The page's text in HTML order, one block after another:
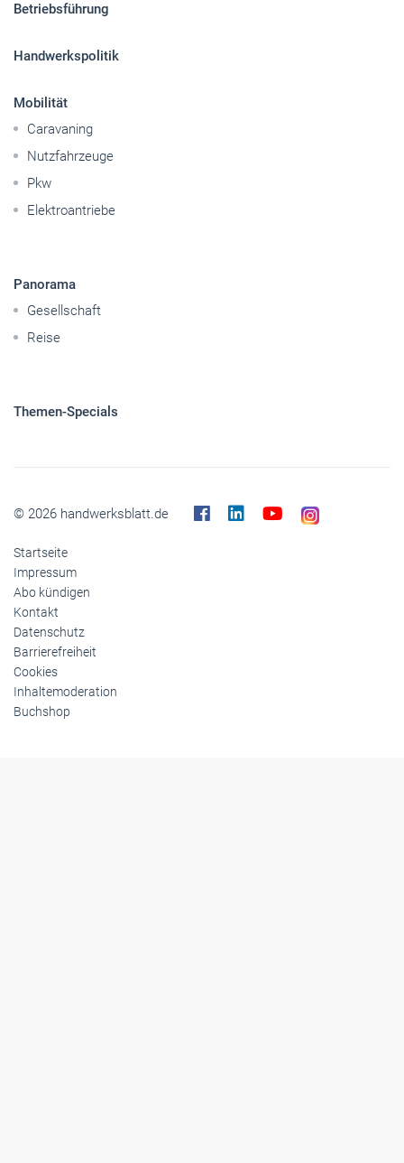
Betriebsführung
Handwerkspolitik
Mobilität
Caravaning
Nutzfahrzeuge
Pkw
Elektroantriebe
Panorama
Gesellschaft
Reise
Themen-Specials
© 2026 handwerksblatt.de
Startseite
Impressum
Abo kündigen
Kontakt
Datenschutz
Barrierefreiheit
Cookies
Inhaltemoderation
Buchshop